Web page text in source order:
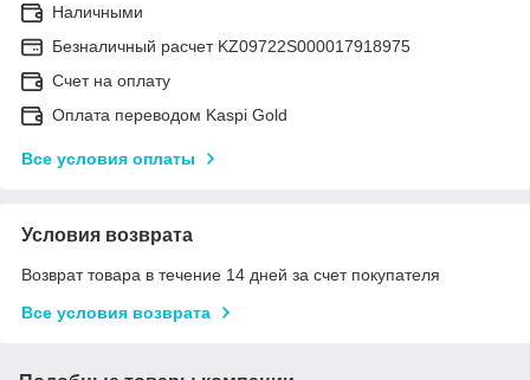
Наличными
Безналичный расчет KZ09722S000017918975
Счет на оплату
Оплата переводом Kaspi Gold
Все условия оплаты
Условия возврата
Возврат товара в течение 14 дней за счет покупателя
Все условия возврата